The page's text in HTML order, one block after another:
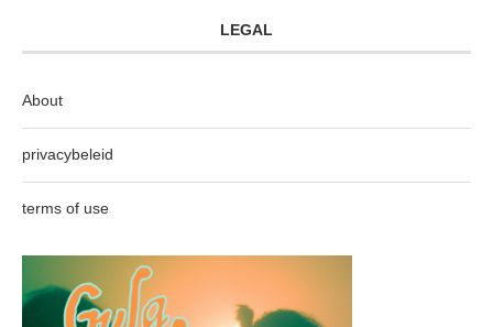
LEGAL
About
privacybeleid
terms of use